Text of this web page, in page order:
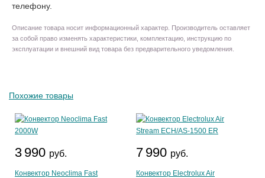
телефону.
Описание товара носит информационный характер. Производитель оставляет
за собой право изменять характеристики, комплектацию, инструкцию по
эксплуатации и внешний вид товара без предварительного уведомления.
Похожие товары
3 990 руб.
Конвектор Neoclima Fast
7 990 руб.
Конвектор Electrolux Air